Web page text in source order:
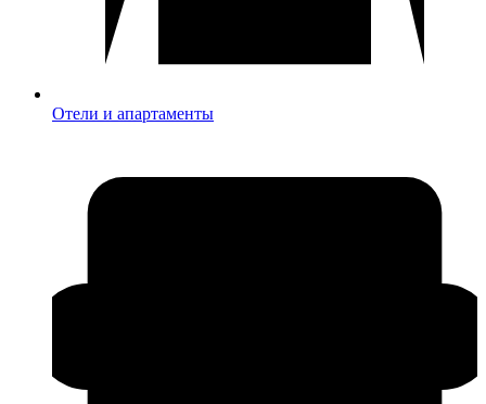
Отели и апартаменты